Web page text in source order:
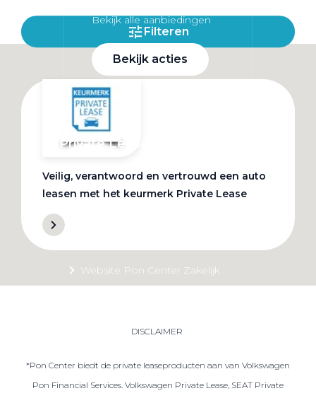
Bekijk alle aanbiedingen
Bekijk acties
Private Lease
Website Pon Center Zakelijk
Berijdersinfo
Filteren
Veilig, verantwoord en vertrouwd een auto
leasen met het keurmerk Private Lease
DISCLAIMER
*Pon Center biedt de private leaseproducten aan van Volkswagen
Pon Financial Services. Volkswagen Private Lease, SEAT Private